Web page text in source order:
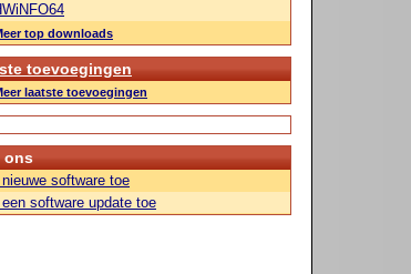
top downloads
toevoegingen
laatste toevoegingen
ons
software toe
software update toe